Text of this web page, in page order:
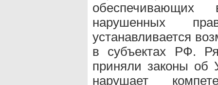
обеспечивающих
нарушенных
устанавливается
в субъектах РФ.
приняли законы
нарушает